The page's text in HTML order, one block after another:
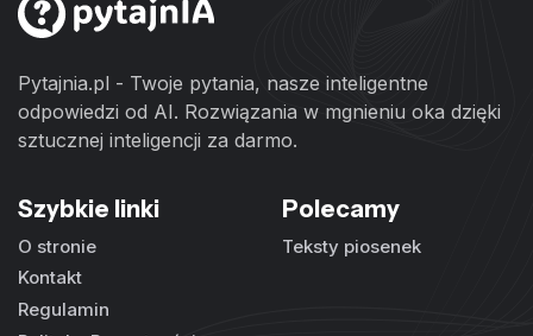
Pytajnia.pl - Twoje pytania, nasze inteligentne
odpowiedzi od AI. Rozwiązania w mgnieniu oka dzięki
sztucznej inteligencji za darmo.
Szybkie linki
O stronie
Kontakt
Regulamin
Polecamy
Teksty piosenek